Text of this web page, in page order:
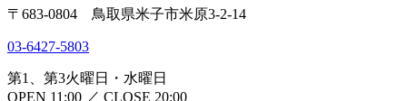
〒683-0804 鳥取県米子市米原3-2-14
03-6427-5803
第1、第3火曜日・水曜日
OPEN 11:00 ／ CLOSE 20:00